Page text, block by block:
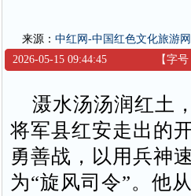
来源： 中红网-中国红色文化旅游网
2026-05-15 09:44:45
【字号
滠水汤汤润红土
将军县红安走出的
勇善战，以用兵神
为“旋风司令”。他